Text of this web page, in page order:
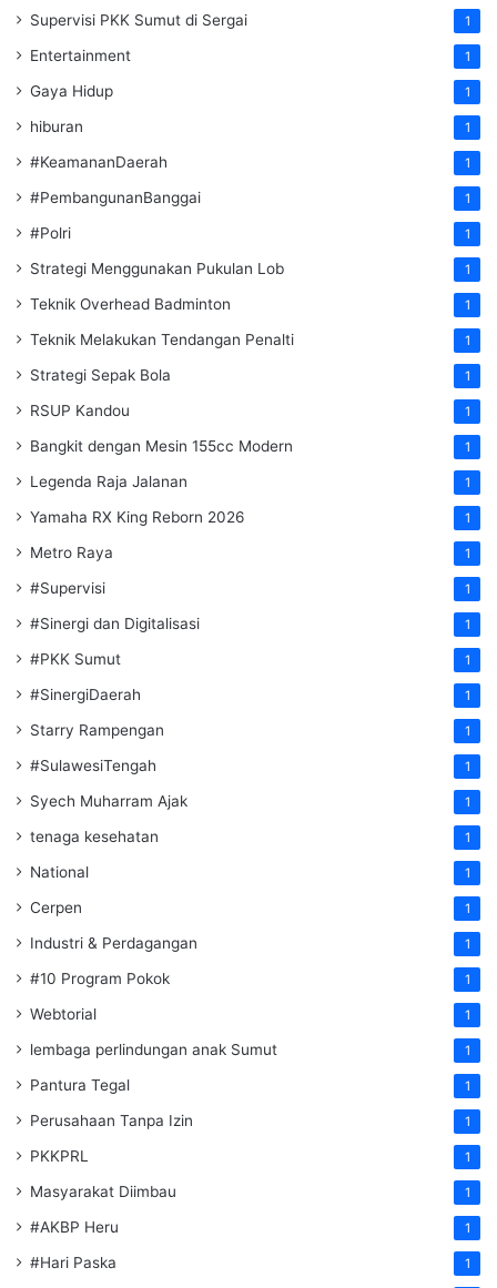
Supervisi PKK Sumut di Sergai 1
Entertainment 1
Gaya Hidup 1
hiburan 1
#KeamananDaerah 1
#PembangunanBanggai 1
#Polri 1
Strategi Menggunakan Pukulan Lob 1
Teknik Overhead Badminton 1
Teknik Melakukan Tendangan Penalti 1
Strategi Sepak Bola 1
RSUP Kandou 1
Bangkit dengan Mesin 155cc Modern 1
Legenda Raja Jalanan 1
Yamaha RX King Reborn 2026 1
Metro Raya 1
#Supervisi 1
#Sinergi dan Digitalisasi 1
#PKK Sumut 1
#SinergiDaerah 1
Starry Rampengan 1
#SulawesiTengah 1
Syech Muharram Ajak 1
tenaga kesehatan 1
National 1
Cerpen 1
Industri & Perdagangan 1
#10 Program Pokok 1
Webtorial 1
lembaga perlindungan anak Sumut 1
Pantura Tegal 1
Perusahaan Tanpa Izin 1
PKKPRL 1
Masyarakat Diimbau 1
#AKBP Heru 1
#Hari Paska 1